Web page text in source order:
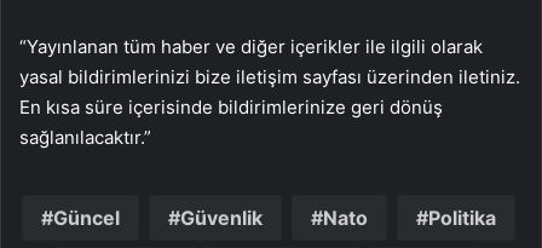
“Yayınlanan tüm haber ve diğer içerikler ile ilgili olarak
yasal bildirimlerinizi bize iletişim sayfası üzerinden iletiniz.
En kısa süre içerisinde bildirimlerinize geri dönüş
sağlanılacaktır.”
Güncel Güvenlik Nato Politika